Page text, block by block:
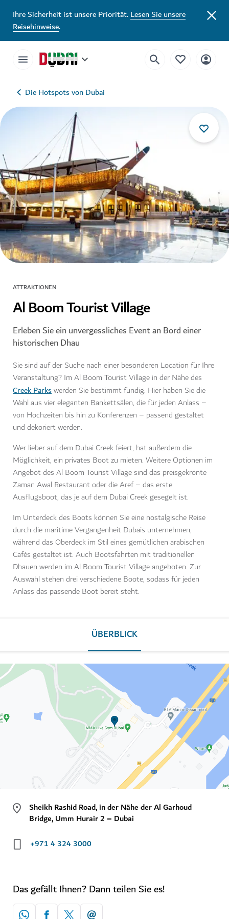
Ihre Sicherheit ist unsere Priorität.Lesen Sie unsere
Reisehinweise.
Die Hotspots von Dubai
ATTRAKTIONEN
Al Boom Tourist Village
Erleben Sie ein unvergessliches Event an Bord einer
historischen Dhau
Sie sind auf der Suche nach einer besonderen Location für Ihre
Veranstaltung? Im Al Boom Tourist Village in der Nähe des
Creek Parkswerden Sie bestimmt fündig. Hier haben Sie die
Wahl aus vier eleganten Bankettsälen, die für jeden Anlass –
von Hochzeiten bis hin zu Konferenzen – passend gestaltet
und dekoriert werden.
Wer lieber auf dem Dubai Creek feiert, hat außerdem die
Möglichkeit, ein privates Boot zu mieten. Weitere Optionen im
Angebot des Al Boom Tourist Village sind das preisgekrönte
Zaman Awal Restaurant oder die Aref – das erste
Ausflugsboot, das je auf dem Dubai Creek gesegelt ist.
Im Unterdeck des Boots können Sie eine nostalgische Reise
durch die maritime Vergangenheit Dubais unternehmen,
während das Oberdeck im Stil eines gemütlichen arabischen
Cafés gestaltet ist. Auch Bootsfahrten mit traditionellen
Dhauen werden im Al Boom Tourist Village angeboten. Zur
Auswahl stehen drei verschiedene Boote, sodass für jeden
Anlass das passende Boot bereit steht.
ÜBERBLICK
Sheikh Rashid Road, in der Nähe der Al Garhoud
Bridge, Umm Hurair 2 – Dubai
+971 4 324 3000
Das gefällt Ihnen? Dann teilen Sie es!